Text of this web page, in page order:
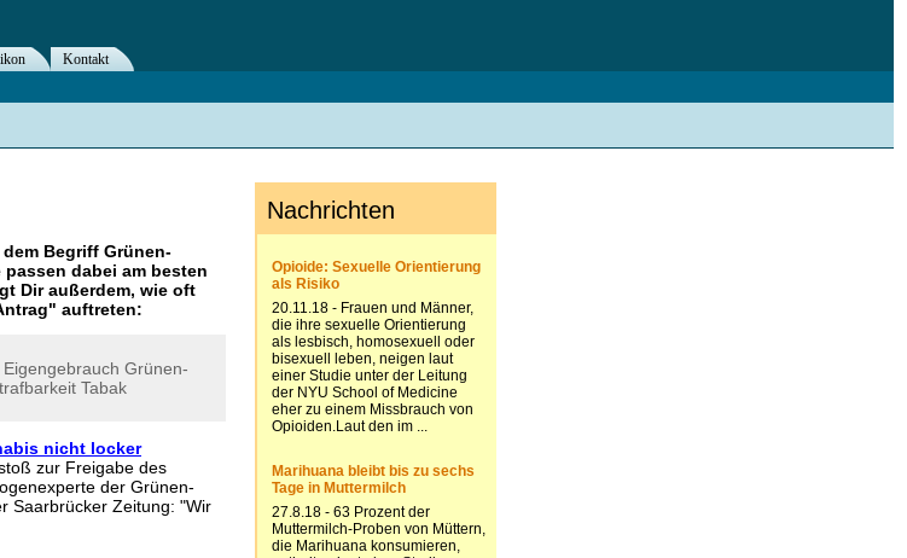
Begriff Grünen-
dabei am besten
Dir außerdem, wie oft
" auftreten:
Eigengebrauch Grünen-
Tabak
nicht locker
zur Freigabe des
der Grünen-
Saarbrücker Zeitung: "Wir
Kontakt